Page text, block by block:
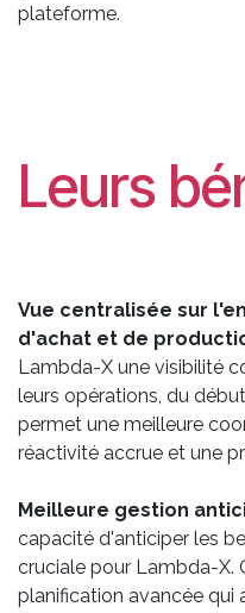
plateforme.
Leurs
Vue centralisée sur
d'achat et de
Lambda-X une visibilité
leurs opérations, du
permet une meilleure
réactivité accrue et une
Meilleure gestion
capacité d'anticiper les
cruciale pour Lambda-X.
planification avancée qui